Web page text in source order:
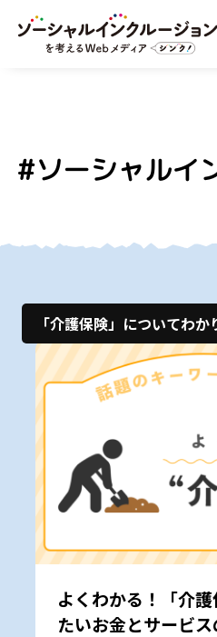
#ソーシャルイ
「介護保険」についてわか
よくわかる！「介護
たいお金とサービ